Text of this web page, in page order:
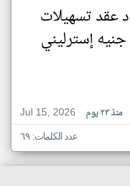
عقد تسهيلات
Jul 15, 2026
منذ ٢٣ يوم
عدد الكلمات: ٦٩